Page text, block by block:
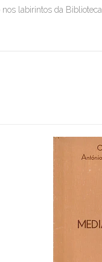
labirintos da Biblioteca.